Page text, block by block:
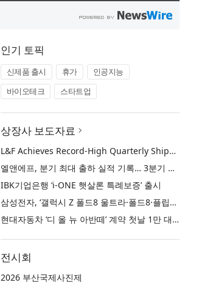
인기 토픽
신제품 출시 휴가
인공지능
바이오테크
스타트업
상장사 보도자료
L&F Achieves Record-High Quarterly Shipments, Begins LFP Supply for North American ESS in Q3 Advancing its Two-Track NCM and LFP Growth Strategy
엘앤에프, 분기 최대 출하 실적 기록… 3분기 북미 ESS향 LFP 공급 착수 NCM+LFP ‘2-Track’ 성장 전략 실현
IBK기업은행 ‘i-ONE 햇살론 특례보증’ 출시
삼성전자, ‘갤럭시 Z 폴드8 울트라·폴드8·플립8’과 ‘갤럭시 워치 울트라2·워치9’ 국내 공식 출시
현대자동차 ‘디 올 뉴 아반떼’ 계약 첫날 1만 대 돌파
전시회
2026 부산국제사진제